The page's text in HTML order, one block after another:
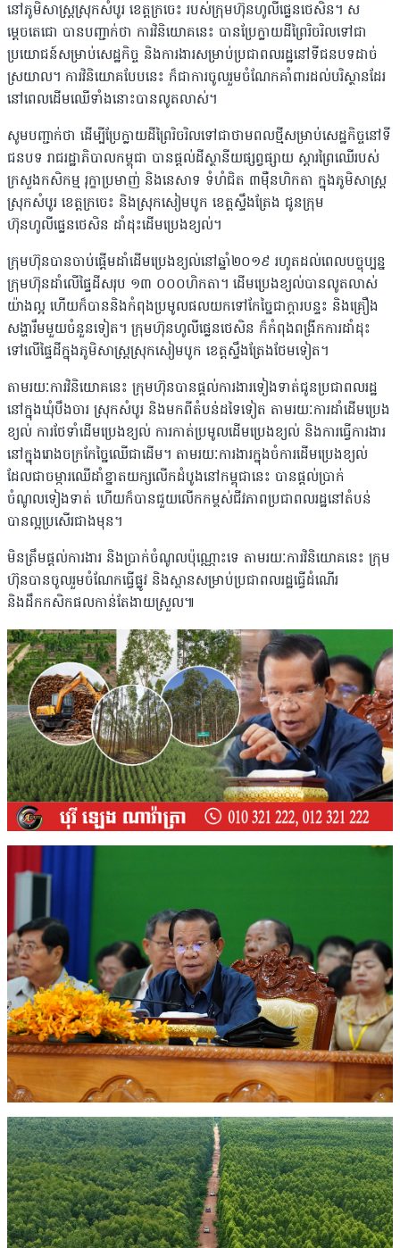
នៅភូមិសាស្ត្រស្រុកសំបូរ ខេត្តក្រចេះ របស់ក្រុមហ៊ុនហូលីផ្លេនថេសិន។ ស
ម្តេចតេជោ បានបញ្ជាក់ថា ការវិនិយោគនេះ បានប្រែក្លាយ​ដីព្រៃរិចរិលទៅជា
ប្រយោជន៍សម្រាប់សេដ្ឋកិច្ច និងការងារសម្រាប់ប្រជាពលរដ្ឋ​នៅទីជនបទ​ដាច់​
ស្រយាល។ ការវិនិយោគបែបនេះ ក៏ជាការចូលរួមចំណែកគាំពារដល់បរិស្ថានដែរ
នៅពេលដើម​ឈើទាំងនោះបានលូតលាស់។
សូមបញ្ជាក់ថា ដើម្បីប្រែក្លាយដីព្រៃរិចរិលទៅជាថាមពលថ្មីសម្រាប់សេដ្ឋកិច្ចនៅទី
ជនបទ រាជរដ្ឋា​ភិ​បាល​​កម្ពុជា បានផ្តល់ដីស្ថានីយផ្សព្វផ្សាយ ស្តារព្រៃឈើរបស់
ក្រសួងកសិកម្ម រុក្ខាប្រមាញ់ និងនេ​សាទ ទំហំជិត ៣ម៉ឺនហិកតា ក្នុងភូមិសាស្ត្រ
ស្រុកសំបូរ ខេត្តក្រចេះ និងស្រុកសៀមបូក ខេត្តស្ទឹង​ត្រែង ជូនក្រុម
ហ៊ុនហូលីផ្លេនថេសិន ដាំដុះដើមប្រេងខ្យល់។
ក្រុមហ៊ុនបានចាប់ផ្តើមដាំដើមប្រេងខ្យល់នៅឆ្នាំ២០១៩ រហូតដល់ពេលបច្ចុប្បន្ន
ក្រុមហ៊ុន​ដាំ​លើផ្ទៃដីសរុប ១៣ ០០០ហិកតា។ ដើមប្រេងខ្យល់បានលូតលាស់
យ៉ាងល្អ ហើយក៏បាននិង​កំពុង​ប្រមូលផលយកទៅកែច្នៃជាក្តារបន្ទះ និងគ្រឿង
សង្ហារឹមមួយចំនួនទៀត។ ក្រុមហ៊ុនហូលី​ផ្លេន​ថេសិន ក៏កំពុងពង្រីកការដាំដុះ
ទៅលើផ្ទៃដីក្នុងភូមិសាស្ត្រស្រុកសៀមបូក ខេត្តស្ទឹងត្រែង​ថែម​ទៀត។
តាមរយៈការវិនិយោគនេះ ក្រុមហ៊ុនបានផ្តល់ការងារទៀងទាត់ជូនប្រជាពលរដ្ឋ
នៅ​ក្នុងឃុំ​បឹង​ចារ ស្រុកសំបូរ និងមកពីតំបន់ដទៃទៀត តាមរយៈការដាំដើមប្រេង
ខ្យល់ ការថែទាំដើម​ប្រេង​ខ្យល់ ការកាត់ប្រមូលដើមប្រេង​ខ្យល់ និងការធ្វើការងារ
នៅក្នុងរោងចក្រកែច្នៃឈើជាដើម។ តាមរយៈការងារក្នុងចំការដើមប្រេង​ខ្យល់
ដែលជាចម្ការឈើដាំខ្នាតយក្សលើកដំបូងនៅ​កម្ពុជា​នេះ បានផ្តល់ប្រាក់
ចំណូលទៀង​ទាត់ ហើយក៏បានជួយលើកកម្ពស់ជីវភាពប្រជាពលរដ្ឋនៅ​តំបន់
បាន​ល្អប្រសើរជាងមុន។
មិនត្រឹម​ផ្តល់ការងារ និងប្រាក់ចំណូលប៉ុណ្ណោះទេ តាមរយៈការវិនិយោគនេះ ក្រុម
ហ៊ុនបានចូល​រួម​ចំណែកធ្វើផ្លូវ និងស្ពានសម្រាប់ប្រជាពលរដ្ឋធ្វើដំណើរ
និងដឹកកសិកផលកាន់​តែងាយ​ស្រួល៕